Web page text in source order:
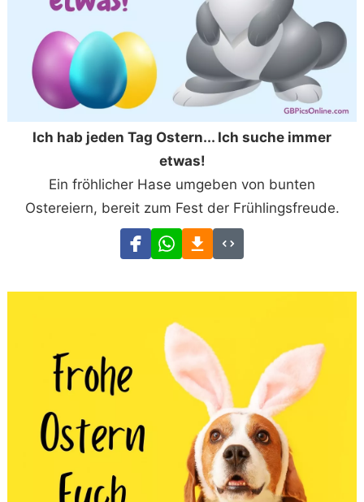
Ich hab jeden Tag Ostern... Ich suche immer
etwas!
Ein fröhlicher Hase umgeben von bunten
Ostereiern, bereit zum Fest der Frühlingsfreude.